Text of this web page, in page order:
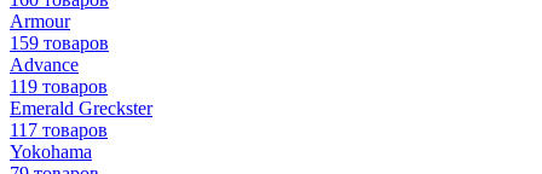
Armour
159 товаров
Advance
119 товаров
Emerald Greckster
117 товаров
Yokohama